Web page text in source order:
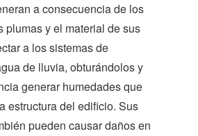
a consecuencia de los
plumas y el material de sus
a los sistemas de
de lluvia, obturándolos y
generar humedades que
estructura del edificio. Sus
pueden causar daños en